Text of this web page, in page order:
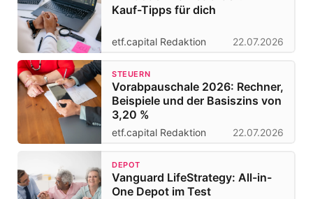
Kauf-Tipps für dich
etf.capital Redaktion 22.07.2026
STEUERN
Vorabpauschale 2026: Rechner,
Beispiele und der Basiszins von
3,20 %
etf.capital Redaktion 22.07.2026
DEPOT
Vanguard LifeStrategy: All-in-
One Depot im Test